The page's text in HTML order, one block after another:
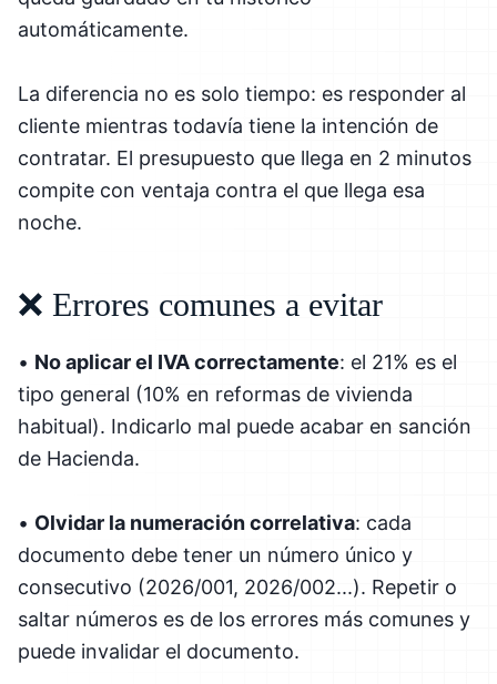
automáticamente.
La diferencia no es solo tiempo: es responder al
cliente mientras todavía tiene la intención de
contratar. El presupuesto que llega en 2 minutos
compite con ventaja contra el que llega esa
noche.
❌ Errores comunes a evitar
• No aplicar el IVA correctamente: el 21% es el
tipo general (10% en reformas de vivienda
habitual). Indicarlo mal puede acabar en sanción
de Hacienda.
• Olvidar la numeración correlativa: cada
documento debe tener un número único y
consecutivo (2026/001, 2026/002...). Repetir o
saltar números es de los errores más comunes y
puede invalidar el documento.